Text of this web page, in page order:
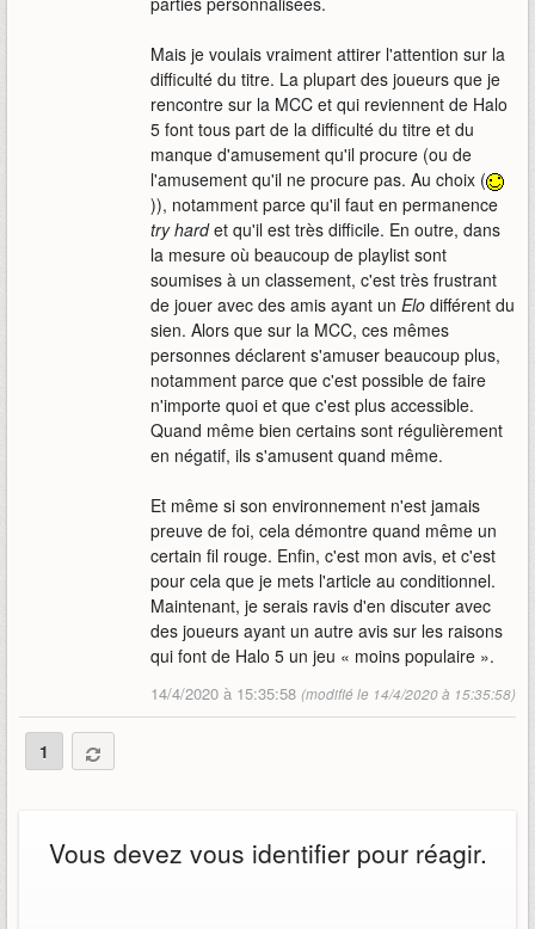
Mais je voulais vraiment attirer l'attention sur la
difficulté du titre. La plupart des joueurs que je
rencontre sur la MCC et qui reviennent de Halo
5 font tous part de la difficulté du titre et du
manque d'amusement qu'il procure (ou de
l'amusement qu'il ne procure pas. Au choix (
)), notamment parce qu'il faut en permanence
try hardet qu'il est très difficile. En outre, dans
la mesure où beaucoup de playlist sont
soumises à un classement, c'est très frustrant
de jouer avec des amis ayant un Elo différent du
sien. Alors que sur la MCC, ces mêmes
personnes déclarent s'amuser beaucoup plus,
notamment parce que c'est possible de faire
n'importe quoi et que c'est plus accessible.
Quand même bien certains sont régulièrement
en négatif, ils s'amusent quand même.
Et même si son environnement n'est jamais
preuve de foi, cela démontre quand même un
certain fil rouge. Enfin, c'est mon avis, et c'est
pour cela que je mets l'article au conditionnel.
Maintenant, je serais ravis d'en discuter avec
des joueurs ayant un autre avis sur les raisons
qui font de Halo 5 un jeu « moins populaire ».
14/4/2020 à 15:35:58 (modifié le 14/4/2020 à 15:35:58)
1
Vous devez vous identifier pour réagir.